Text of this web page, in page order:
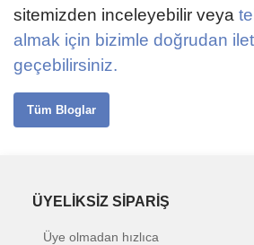
sitemizden inceleyebilir veya
almak için bizimle doğrudan
geçebilirsiniz.
Tüm Bloglar
ÜYELİKSİZ SİPARİŞ
Üye olmadan hızlıca